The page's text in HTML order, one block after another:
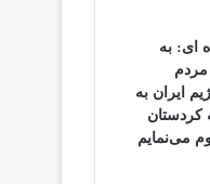
در
ای: به
ایران به
کردستان
می‌نمایم